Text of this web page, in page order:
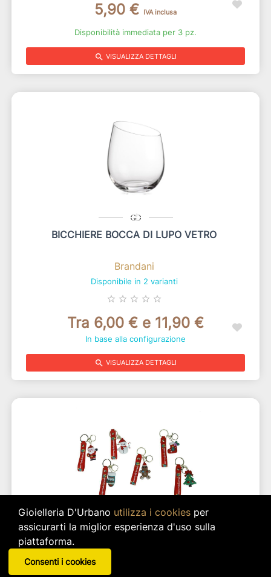
5,90 € IVA inclusa
Disponibilità immediata per 3 pz.
search VISUALIZZA DETTAGLI
BICCHIERE BOCCA DI LUPO VETRO
Brandani
Disponibile in 2 varianti
star_border star_border star_border star_border star_border
Tra 6,00 € e 11,90 €
In base alla configurazione
search VISUALIZZA DETTAGLI
CORNICE PORTAOGGETTI IN PVC CON
PORTACHIAVI CHRISTMAS SILICONE DECORO
Gioielleria D'Urbano utilizza i cookiesper
assicurarti la miglior esperienza d'uso sulla
piattaforma.
Consenti i cookies